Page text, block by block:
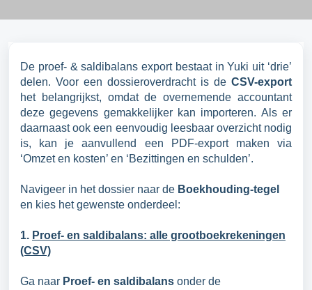
De proef- & saldibalans export bestaat in Yuki uit ‘drie’
delen. Voor een dossieroverdracht is de CSV-export
het belangrijkst, omdat de overnemende accountant
deze gegevens gemakkelijker kan importeren. Als er
daarnaast ook een eenvoudig leesbaar overzicht nodig
is, kan je aanvullend een PDF-export maken via
‘Omzet en kosten’ en ‘Bezittingen en schulden’.
Navigeer in het dossier naar de Boekhouding-tegel
en kies het gewenste onderdeel:
1. Proef- en saldibalans: alle grootboekrekeningen
(CSV)
Ga naar Proef- en saldibalans onder de